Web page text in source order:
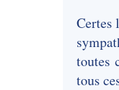
Certes
toutes
tous